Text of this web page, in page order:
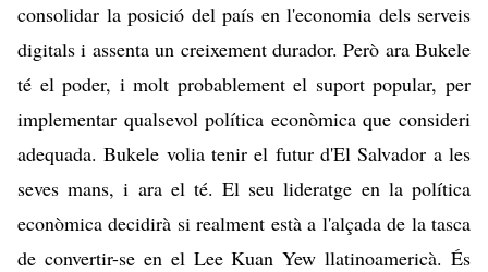
consolidar la posició del país en l'economia dels serveis
digitals i assenta un creixement durador. Però ara Bukele
té el poder, i molt probablement el suport popular, per
implementar qualsevol política econòmica que consideri
adequada. Bukele volia tenir el futur d'El Salvador a les
seves mans, i ara el té. El seu lideratge en la política
econòmica decidirà si realment està a l'alçada de la tasca
de convertir-se en el Lee Kuan Yew llatinoamericà. És